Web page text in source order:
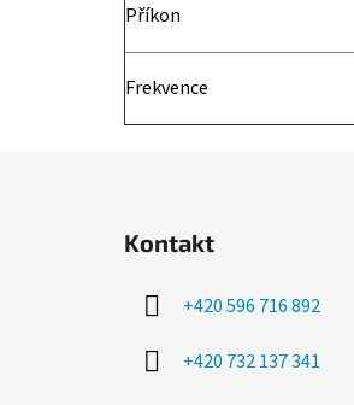
Příkon
Frekvence
Kontakt
+420 596 716 892
+420 732 137 341